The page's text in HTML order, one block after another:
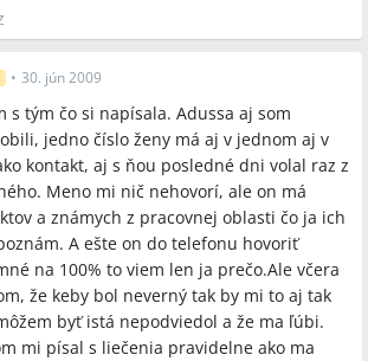
• 30. jún 2009
s tým čo si napísala. Adussa aj som
jedno číslo ženy má aj v jednom aj v
kontakt, aj s ňou posledné dni volal raz z
Meno mi nič nehovorí, ale on má
a známych z pracovnej oblasti čo ja ich
A ešte on do telefonu hovoriť
na 100% to viem len ja prečo.Ale včera
že keby bol neverný tak by mi to aj tak
byť istá nepodviedol a že ma ľúbi.
mi písal s liečenia pravidelne ako ma